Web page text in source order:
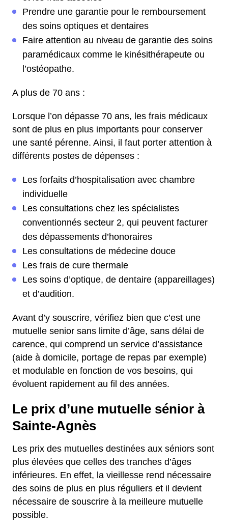
Prendre une garantie pour le remboursement
des soins optiques et dentaires
Faire attention au niveau de garantie des soins
paramédicaux comme le kinésithérapeute ou
l’ostéopathe.
A plus de 70 ans :
Lorsque l’on dépasse 70 ans, les frais médicaux
sont de plus en plus importants pour conserver
une santé pérenne. Ainsi, il faut porter attention à
différents postes de dépenses :
Les forfaits d’hospitalisation avec chambre
individuelle
Les consultations chez les spécialistes
conventionnés secteur 2, qui peuvent facturer
des dépassements d’honoraires
Les consultations de médecine douce
Les frais de cure thermale
Les soins d’optique, de dentaire (appareillages)
et d’audition.
Avant d’y souscrire, vérifiez bien que c’est une
mutuelle senior sans limite d’âge, sans délai de
carence, qui comprend un service d’assistance
(aide à domicile, portage de repas par exemple)
et modulable en fonction de vos besoins, qui
évoluent rapidement au fil des années.
Le prix d’une mutuelle sénior à
Sainte-Agnès
Les prix des mutuelles destinées aux séniors sont
plus élevées que celles des tranches d’âges
inférieures. En effet, la vieillesse rend nécessaire
des soins de plus en plus réguliers et il devient
nécessaire de souscrire à la meilleure mutuelle
possible.